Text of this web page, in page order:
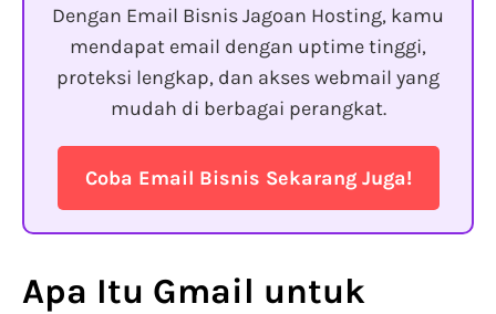
Dengan Email Bisnis Jagoan Hosting, kamu
mendapat email dengan uptime tinggi,
proteksi lengkap, dan akses webmail yang
mudah di berbagai perangkat.
Coba Email Bisnis Sekarang Juga!
Apa Itu Gmail untuk